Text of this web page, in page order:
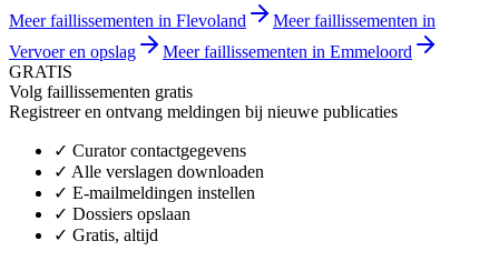
Meer faillissementen in Flevoland
Meer faillissementen in
Vervoer en opslag
Meer faillissementen in Emmeloord
GRATIS
Volg faillissementen gratis
Registreer en ontvang meldingen bij nieuwe publicaties
✓ Curator contactgegevens
✓ Alle verslagen downloaden
✓ E-mailmeldingen instellen
✓ Dossiers opslaan
✓ Gratis, altijd